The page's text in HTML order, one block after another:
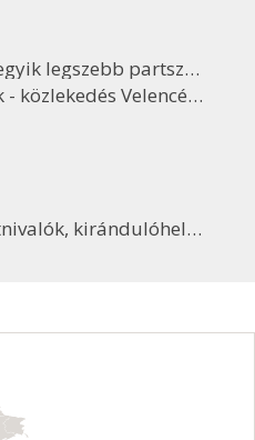
legszebb partszakasza
Velencében
kirándulóhelyek